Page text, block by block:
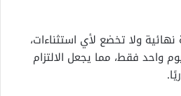
ولا تخضع لأي استثناءات،
واحد فقط، مما يجعل الالتزام